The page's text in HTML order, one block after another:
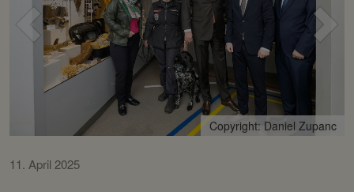
Voriges
Bild Bild
Copyright: Daniel Zupanc
11. April 2025